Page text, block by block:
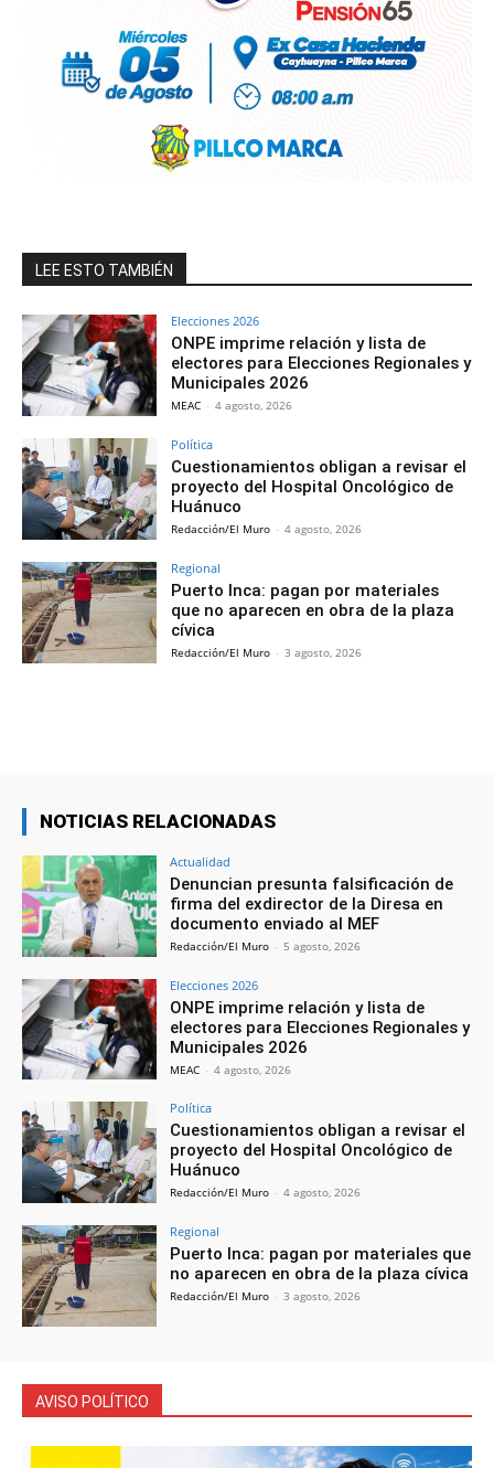
LEE ESTO TAMBIÉN
Elecciones 2026
ONPE imprime relación y lista de
electores para Elecciones Regionales y
Municipales 2026
MEAC - 4 agosto, 2026
Política
Cuestionamientos obligan a revisar el
proyecto del Hospital Oncológico de
Huánuco
Redacción/El Muro - 4 agosto, 2026
Regional
Puerto Inca: pagan por materiales
que no aparecen en obra de la plaza
cívica
Redacción/El Muro - 3 agosto, 2026
NOTICIAS RELACIONADAS
Actualidad
Denuncian presunta falsificación de
firma del exdirector de la Diresa en
documento enviado al MEF
Redacción/El Muro - 5 agosto, 2026
Elecciones 2026
ONPE imprime relación y lista de
electores para Elecciones Regionales y
Municipales 2026
MEAC - 4 agosto, 2026
Política
Cuestionamientos obligan a revisar el
proyecto del Hospital Oncológico de
Huánuco
Redacción/El Muro - 4 agosto, 2026
Regional
Puerto Inca: pagan por materiales que
no aparecen en obra de la plaza cívica
Redacción/El Muro - 3 agosto, 2026
AVISO POLÍTICO